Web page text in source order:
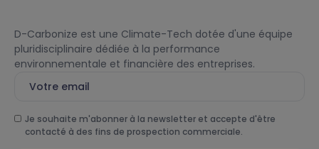
D-Carbonize est une Climate-Tech dotée d'une équipe
pluridisciplinaire dédiée à la performance
environnementale et financière des entreprises.
Je souhaite m'abonner à la newsletter et accepte d'être
contacté à des fins de prospection commerciale.